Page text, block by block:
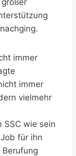
immer
immer
vielmehr
SSC wie sein
für ihn